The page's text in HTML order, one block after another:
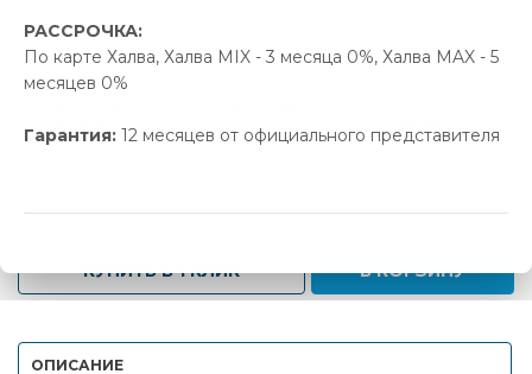
РАССРОЧКА:
По карте Халва, Халва MIX - 3 месяца 0%, Халва MAX - 5
месяцев 0%
Гарантия: 12 месяцев от официального представителя
В наличии
360.00 р. 378.78 р. 18.78 р.
КУПИТЬ В 1 КЛИК В КОРЗИНУ
ОПИСАНИЕ